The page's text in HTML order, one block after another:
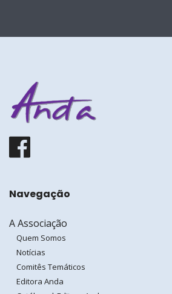
Facebook
Navegação
A Associação
Quem Somos
Notícias
Comitês Temáticos
Editora Anda